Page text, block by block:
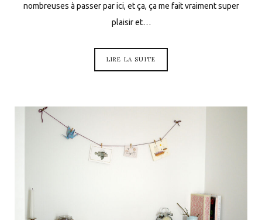
nombreuses à passer par ici, et ça, ça me fait vraiment super
plaisir et…
LIRE LA SUITE